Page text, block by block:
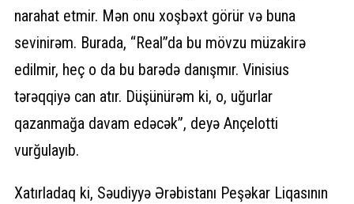
narahat etmir. Mən onu xoşbəxt görür və buna
sevinirəm. Burada, “Real”da bu mövzu müzakirə
edilmir, heç o da bu barədə danışmır. Vinisius
tərəqqiyə can atır. Düşünürəm ki, o, uğurlar
qazanmağa davam edəcək”, deyə Ançelotti
vurğulayıb.
Xatırladaq ki, Səudiyyə Ərəbistanı Peşəkar Liqasının